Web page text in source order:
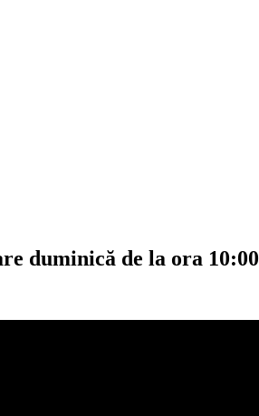
duminică de la ora 10:00